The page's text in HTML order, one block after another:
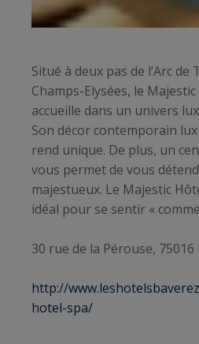
Situé à deux pas de l’Arc
Champs-Elysées, le
accueille dans un univers
Son décor contemporain
rend unique. De plus, un
vous permet de vous
majestueux. Le Majestic
idéal pour se sentir «
30 rue de la Pérouse, 75016
http://
hotel-spa/